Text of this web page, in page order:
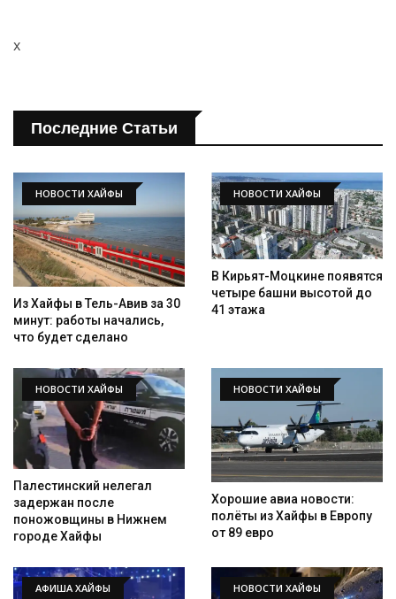
x
Последние Статьи
НОВОСТИ ХАЙФЫ
Из Хайфы в Тель-Авив за 30
минут: работы начались,
что будет сделано
НОВОСТИ ХАЙФЫ
В Кирьят-Моцкине появятся
четыре башни высотой до
41 этажа
НОВОСТИ ХАЙФЫ
Палестинский нелегал
задержан после
поножовщины в Нижнем
городе Хайфы
НОВОСТИ ХАЙФЫ
Хорошие авиа новости:
полёты из Хайфы в Европу
от 89 евро
АФИША ХАЙФЫ НОВОСТИ ХАЙФЫ